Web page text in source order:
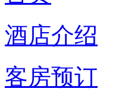
酒店介绍
客房预订